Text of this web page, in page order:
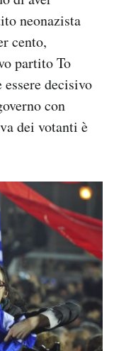
neonazista
cento,
partito To
decisivo
con
dei votanti è